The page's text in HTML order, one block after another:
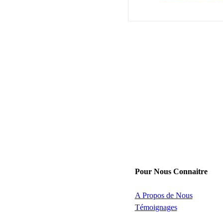
Pour Nous Connaitre
A Propos de Nous
Témoignages